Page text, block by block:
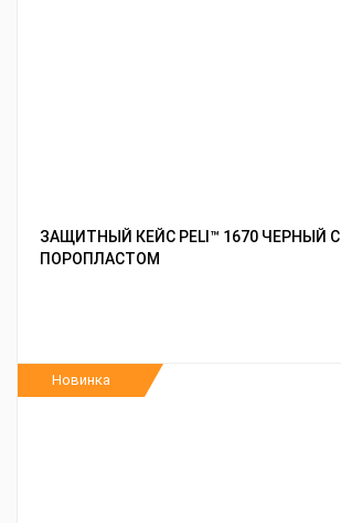
ЗАЩИТНЫЙ КЕЙС PELI™ 1670 ЧЕРНЫЙ С
ПОРОПЛАСТОМ
Новинка